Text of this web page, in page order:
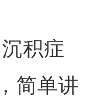
积症
简单讲